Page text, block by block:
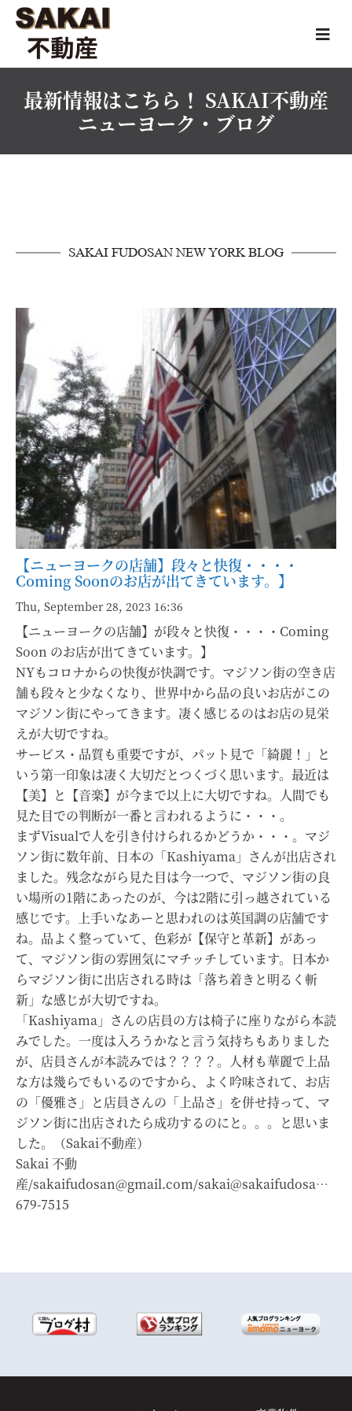
最新情報はこちら！ SAKAI不動産
ニューヨーク・ブログ
SAKAI FUDOSAN NEW YORK BLOG
【ニューヨークの店舗】段々と快復・・・・
Coming Soonのお店が出てきています。】
Thu, September 28, 2023 16:36
【ニューヨークの店舗】が段々と快復・・・・Coming
Soon のお店が出てきています。】
NYもコロナからの快復が快調です。マジソン街の空き店
舗も段々と少なくなり、世界中から品の良いお店がこの
マジソン街にやってきます。凄く感じるのはお店の見栄
えが大切ですね。
サービス・品質も重要ですが、パット見で「綺麗！」と
いう第一印象は凄く大切だとつくづく思います。最近は
【美】と【音楽】が今まで以上に大切ですね。人間でも
見た目での判断が一番と言われるように・・・。
まずVisualで人を引き付けられるかどうか・・・。マジ
ソン街に数年前、日本の「Kashiyama」さんが出店され
ました。残念ながら見た目は今一つで、マジソン街の良
い場所の1階にあったのが、今は2階に引っ越されている
感じです。上手いなあーと思われのは英国調の店舗です
ね。品よく整っていて、色彩が【保守と革新】があっ
て、マジソン街の雰囲気にマチッチしています。日本か
らマジソン街に出店される時は「落ち着きと明るく斬
新」な感じが大切ですね。
「Kashiyama」さんの店員の方は椅子に座りながら本読
みでした。一度は入ろうかなと言う気持ちもありました
が、店員さんが本読みでは？？？？。人材も華麗で上品
な方は幾らでもいるのですから、よく吟味されて、お店
の「優雅さ」と店員さんの「上品さ」を併せ持って、マ
ジソン街に出店されたら成功するのにと。。。と思いま
した。（Sakai不動産）
Sakai 不動
産/sakaifudosan@gmail.com/
679-7515